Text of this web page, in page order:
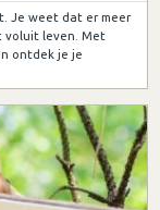
Je weet dat er meer
voluit leven. Met
ontdek je je